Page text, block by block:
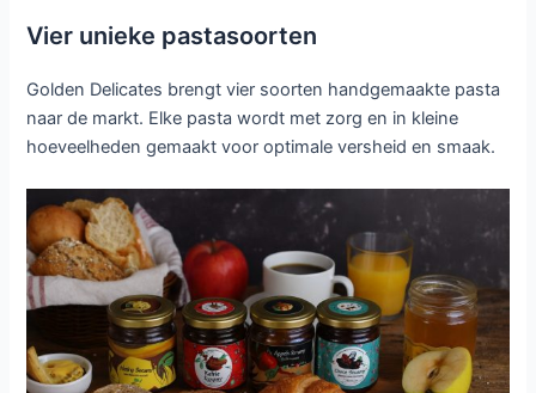
Vier unieke pastasoorten
Golden Delicates brengt vier soorten handgemaakte pasta
naar de markt. Elke pasta wordt met zorg en in kleine
hoeveelheden gemaakt voor optimale versheid en smaak.